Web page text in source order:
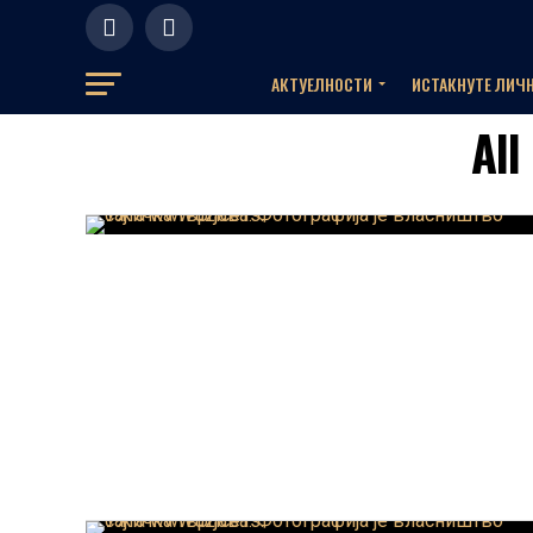
АКТУЕЛНOСТИ ИСТАКНУТЕ